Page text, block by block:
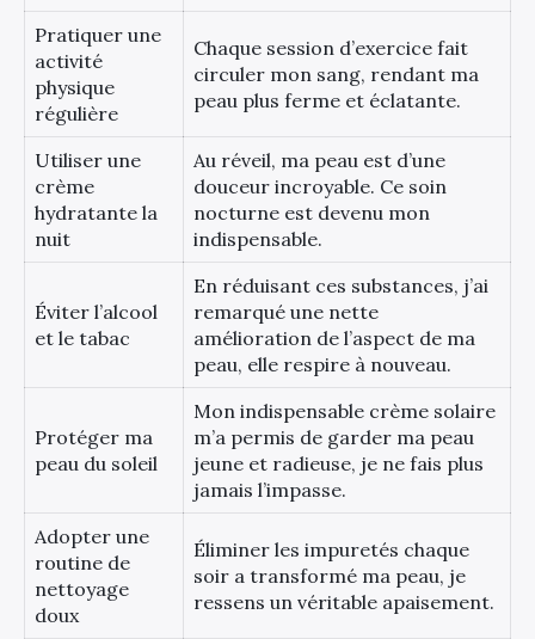
Pratiquer une
activité
physique
régulière
Chaque session d’exercice fait
circuler mon sang, rendant ma
peau plus ferme et éclatante.
Utiliser une
crème
hydratante la
nuit
Au réveil, ma peau est d’une
douceur incroyable. Ce soin
nocturne est devenu mon
indispensable.
Éviter l’alcool
et le tabac
En réduisant ces substances, j’ai
remarqué une nette
amélioration de l’aspect de ma
peau, elle respire à nouveau.
Protéger ma
peau du soleil
Mon indispensable crème solaire
m’a permis de garder ma peau
jeune et radieuse, je ne fais plus
jamais l’impasse.
Adopter une
routine de
nettoyage
doux
Éliminer les impuretés chaque
soir a transformé ma peau, je
ressens un véritable apaisement.